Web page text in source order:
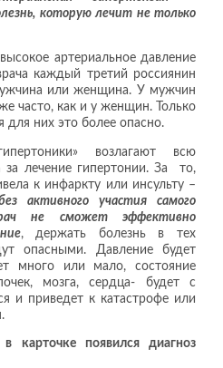
которую лечит не только
высокое артериальное давление
каждый третий россиянин
или женщина. У мужчин
часто, как и у женщин. Только
для них это более опасно.
возлагают всю
за лечение гипертонии. За то,
к инфаркту или инсульту –
активного участия самого
не сможет эффективно
, держать болезнь в тех
опасными. Давление будет
много или мало, состояние
мозга, сердца- будет с
и приведет к катастрофе или
карточке появился диагноз